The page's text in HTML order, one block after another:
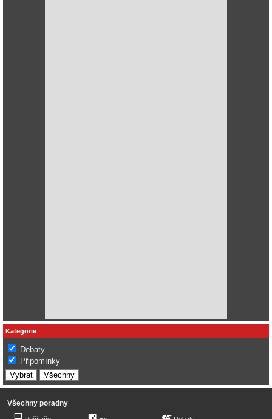
Kategorie
Debaty
Připomínky
Všechny poradny